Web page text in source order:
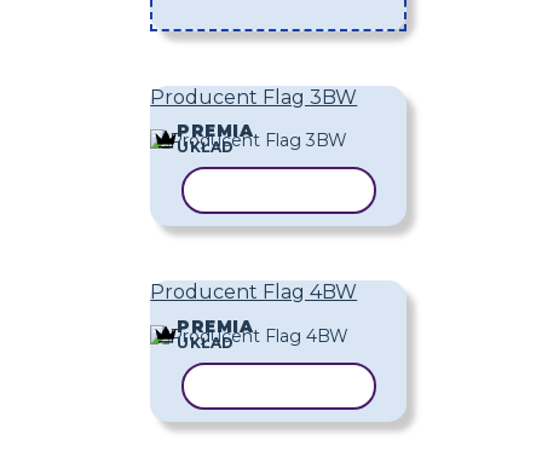
Producent Flag 3BW
PREMIA
UKŁAD
Producent Flag 4BW
PREMIA
UKŁAD